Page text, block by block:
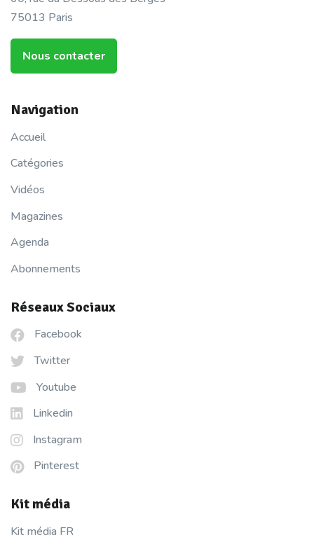
75013 Paris
Nous contacter
Navigation
Accueil
Catégories
Vidéos
Magazines
Agenda
Abonnements
Réseaux Sociaux
Facebook
Twitter
Youtube
Linkedin
Instagram
Pinterest
Kit média
Kit média FR